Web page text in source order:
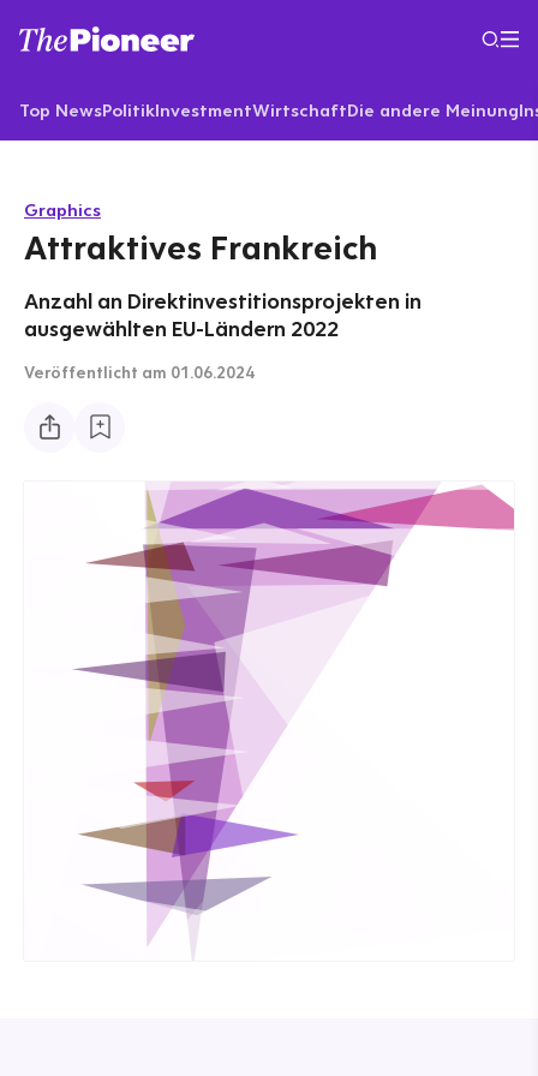
Top NewsPolitikInvestmentWirtschaftDie andere Meinung
Graphics
Attraktives Frankreich
Anzahl an Direktinvestitionsprojekten in
ausgewählten EU-Ländern 2022
Veröffentlicht am 01.06.2024